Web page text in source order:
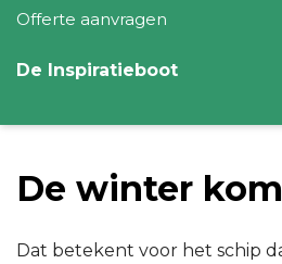
Offerte aanvragen
De Inspiratieboot
De winter
Dat betekent voor het schip